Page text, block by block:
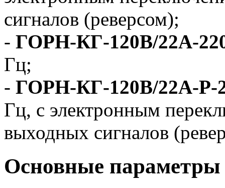
сигналов (реверсом);
- ГОРН-КГ-120В/22А-
Гц;
- ГОРН-КГ-120В/22А-Р-
Гц, с электронным
выходных сигналов
Основные параметры